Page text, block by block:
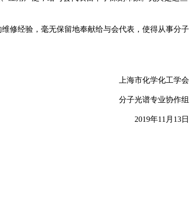
修经验，毫无保留地奉献给与会代表，使得从事分子
上海市化学化工学会
分子光谱专业协作组
2019年11月13日